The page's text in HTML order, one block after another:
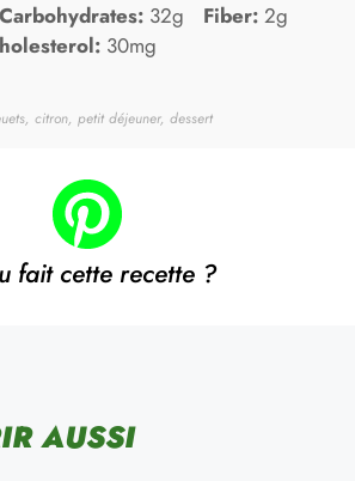
Carbohydrates: 32g Fiber: 2g
30mg
citron, petit déjeuner, dessert
fait cette recette ?
AUSSI